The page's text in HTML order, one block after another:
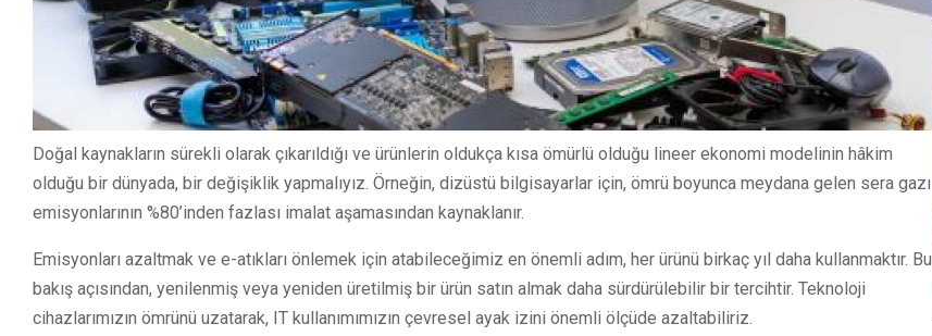
Doğal kaynakların sürekli olarak çıkarıldığı ve ürünlerin oldukça kısa ömürlü olduğu lineer ekonomi modelinin hâkim
olduğu bir dünyada, bir değişiklik yapmalıyız. Örneğin, dizüstü bilgisayarlar için, ömrü boyunca meydana gelen sera gazı
emisyonlarının %80’inden fazlası imalat aşamasından kaynaklanır.
Emisyonları azaltmak ve e-atıkları önlemek için atabileceğimiz en önemli adım, her ürünü birkaç yıl daha kullanmaktır. Bu
bakış açısından, yenilenmiş veya yeniden üretilmiş bir ürün satın almak daha sürdürülebilir bir tercihtir. Teknoloji
cihazlarımızın ömrünü uzatarak, IT kullanımımızın çevresel ayak izini önemli ölçüde azaltabiliriz.